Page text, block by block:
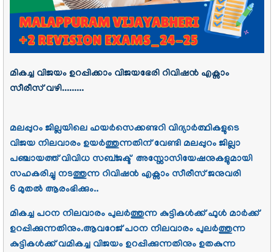
മികച്ച വിജയം ഉറപ്പിക്കാം വിജയഭേരി റിവിഷൻ എക്സാം
സീരീസ് വഴി.........
മലപ്പുറം ജില്ലയിലെ ഹയർസെക്കണ്ടറി വിദ്യാർത്ഥികളുടെ
വിജയ നിലവാരം ഉയർത്തുന്നതിന് വേണ്ടി മലപ്പുറം ജില്ലാ
പഞ്ചായത്ത് വിവിധ സബ്ജക്ട് അസ്സോസിയേഷനുകളുമായി
സഹകരിച്ചു നടത്തുന്ന റിവിഷൻ എക്സാം സീരീസ് ജനുവരി
6 മുതൽ ആരംഭിക്കും..
മികച്ച പഠന നിലവാരം പുലർത്തുന്ന കുട്ടികൾക്ക് ഫുൾ മാർക്ക്
ഉറപ്പിക്കുന്നതിനും.ആവറേജ് പഠന നിലവാരം പുലർത്തുന്ന
കുട്ടികൾക്ക് വമികച്ച വിജയം ഉറപ്പിക്കുന്നതിനും ഉതകുന്ന